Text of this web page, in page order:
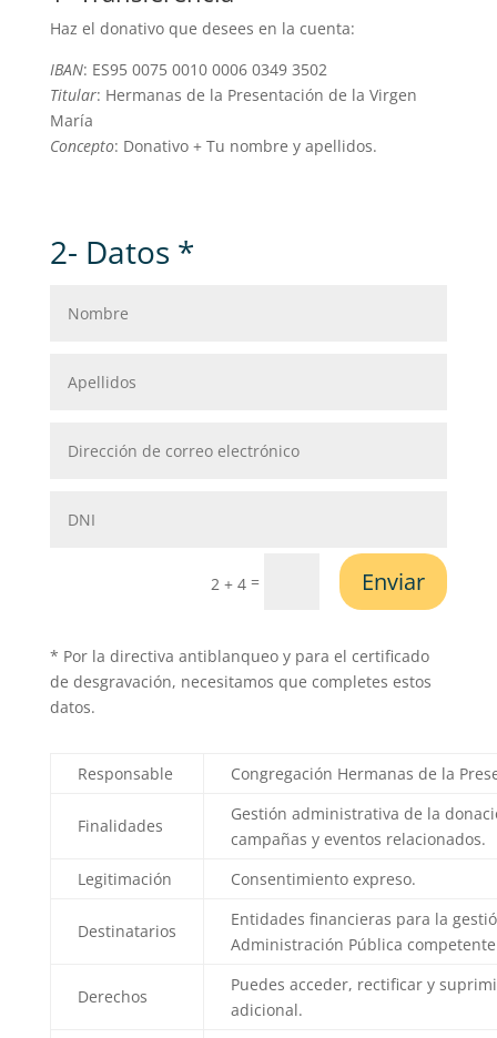
Haz el donativo que desees en la cuenta:
IBAN: ES95 0075 0010 0006 0349 3502
Titular: Hermanas de la Presentación de la Virgen
María
Concepto: Donativo + Tu nombre y apellidos.
2- Datos *
2 + 4 = Enviar
* Por la directiva antiblanqueo y para el certificado
de desgravación, necesitamos que completes estos
datos.
Responsable Congregación Hermanas de la
Finalidades
Gestión administrativa de la
campañas y eventos relacionados.
Legitimación
Consentimiento expreso.
Destinatarios
Entidades financieras para la
Administración Pública
Derechos
Puedes acceder, rectificar y
adicional.